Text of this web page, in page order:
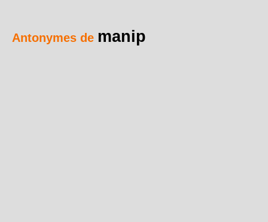
Antonymes de manip